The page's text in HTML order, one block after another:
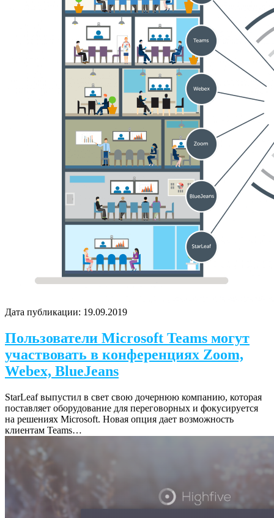
Дата публикации: 19.09.2019
Пользователи Microsoft Teams могут
участвовать в конференциях Zoom,
Webex, BlueJeans
StarLeaf выпустил в свет свою дочернюю компанию, которая
поставляет оборудование для переговорных и фокусируется
на решениях Microsoft. Новая опция дает возможность
клиентам Teams…